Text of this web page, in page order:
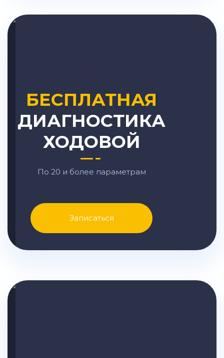
БЕСПЛАТНАЯ
ДИАГНОСТИКА
ХОДОВОЙ
По 20 и более параметрам
Записаться